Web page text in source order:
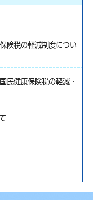
険税の軽減制度につい
民健康保険税の軽減・